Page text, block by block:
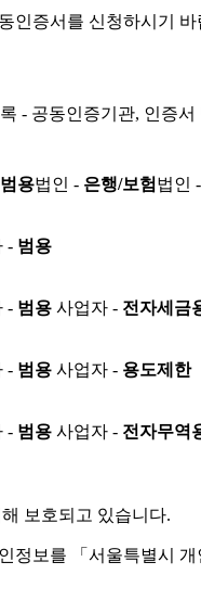
인증서를 신청하시기 바
- 공동인증기관, 인증
범용법인 - 은행/보험 법인 -
- 범용
- 범용 사업자 - 전자세금
- 범용 사업자 - 용도제한
- 범용 사업자 - 전자무역
보호되고 있습니다.
보를 「서울특별시